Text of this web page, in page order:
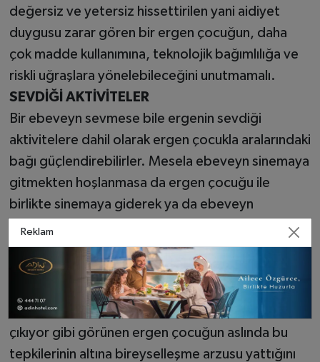
değersiz ve yetersiz hissettirilen yani aidiyet
duygusu zarar gören bir ergen çocuğun, daha
çok madde kullanımına, teknolojik bağımlılığa ve
riskli uğraşlara yönelebileceğini unutmamalı.
SEVDİĞİ AKTİVİTELER
Bir ebeveyn sevmese bile ergenin sevdiği
aktivitelere dahil olarak ergen çocukla aralarındaki
bağı güçlendirebilirler. Mesela ebeveyn sinemaya
gitmekten hoşlanmasa da ergen çocuğu ile
birlikte sinemaya giderek ya da ebeveyn
basketbol oynamayı sevmese de ergen çocuğu
birlikte basket oynayarak ortak ilgi alanı
oluşturabilmeli.
DAHA GÜÇLÜ
Ebeveynler; her şeye muhalif ve her şeye karşı
çıkıyor gibi görünen ergen çocuğun aslında bu
tepkilerinin altına bireyselleşme arzusu yattığını
Reklam